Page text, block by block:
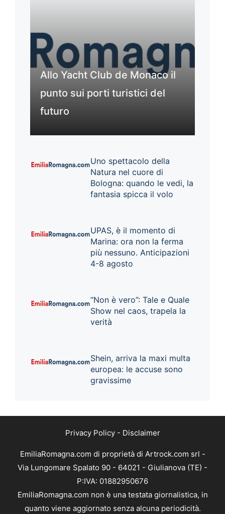
Allo Yacht Club de Monaco il
punto sui porti turistici del
futuro
Uno spettacolo della
Natura nel cuore di
Bologna: quando le vedi, la
fantasia spicca il volo
UPAS, è il momento di
Marina: ora non la ferma
più nessuno. Anticipazioni
4-8 agosto
“Non è vero”: Tale e Quale
Show nel caos, trapela la
verità
Shein, arriva la maxi multa
europea: le accuse sono
gravissime
Privacy Policy- Disclaimer
EmiliaRomagna.com di proprietà di Artrock.com srl -
Via Lungomare Spalato 90 - 64021 - Giulianova (TE) -
P:IVA: 01882950676
EmiliaRomagna.com non è una testata giornalistica, in
quanto viene aggiornato senza alcuna periodicità.